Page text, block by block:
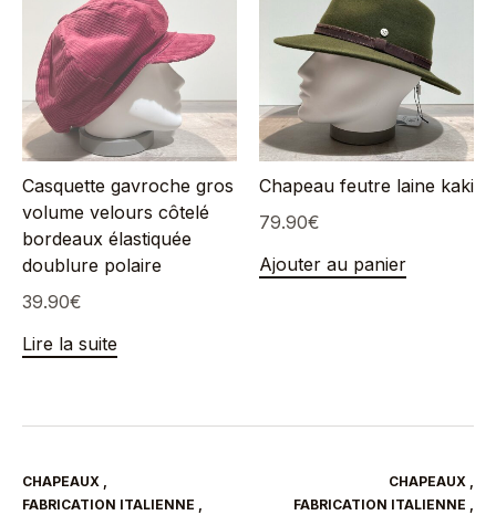
Casquette gavroche gros
volume velours côtelé
bordeaux élastiquée
doublure polaire
39.90€
Lire la suite
Chapeau feutre laine kaki
79.90€
Ajouter au panier
CHAPEAUX ,
FABRICATION ITALIENNE ,
CHAPEAUX ,
FABRICATION ITALIENNE ,